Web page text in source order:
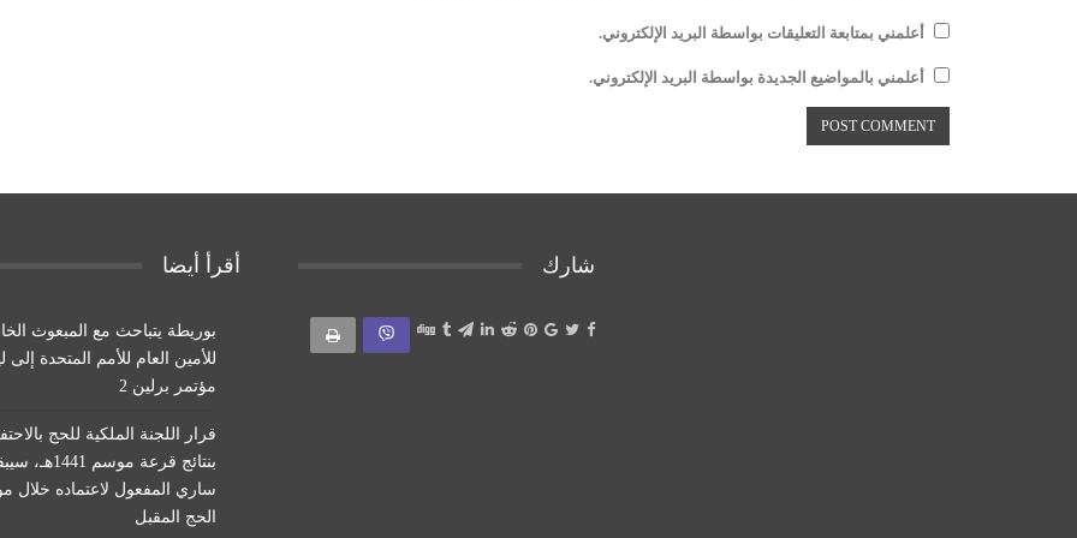
أعلمني بمتابعة التعليقات بواسطة البريد الإلكتروني.
أعلمني بالمواضيع الجديدة بواسطة البريد الإلكتروني.
شارك أقرأ أيضا
بوريطة يتباحث مع المبعوث
للأمين العام للأمم المتحدة إلى
مؤتمر برلين 2
قرار اللجنة الملكية للحج
بنتائج قرعة موسم
ساري المفعول لاعتماده خلال
الحج المقبل